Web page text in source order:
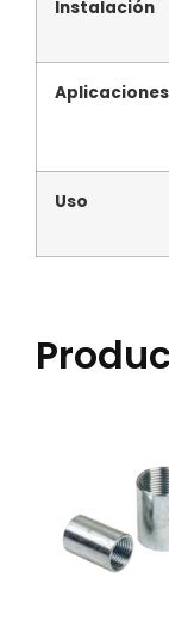
Instalación
Aplicaciones
Uso